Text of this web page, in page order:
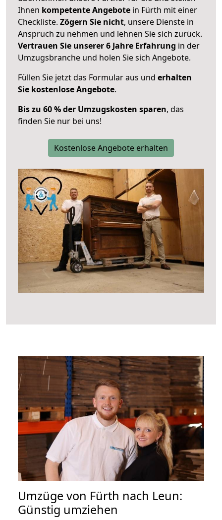
Ihnen kompetente Angebote in Fürth mit einer
Checkliste. Zögern Sie nicht, unsere Dienste in
Anspruch zu nehmen und lehnen Sie sich zurück.
Vertrauen Sie unserer 6 Jahre Erfahrung in der
Umzugsbranche und holen Sie sich Angebote.
Füllen Sie jetzt das Formular aus und erhalten
Sie kostenlose Angebote.
Bis zu 60 % der Umzugskosten sparen, das
finden Sie nur bei uns!
Kostenlose Angebote erhalten
Umzüge von Fürth nach Leun:
Günstig umziehen